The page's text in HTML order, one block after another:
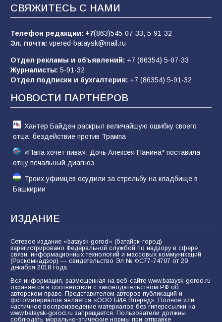
конкурса «Большая перемена»
62 04.08.2026
Командовал боем до последнего: герой
61 05.08.2026
СВЯЖИТЕСЬ С НАМИ
Телефон редакции: +7(863)545-07-33, 5-91-32
Эл. почта: vpered-bataysk@mail.ru
Отдел рекламы и объявлений: +7 (86354) 5-07-33
Журналисты: 5-91-32
Отдел подписки и бухгалтерия: +7 (86354) 5-91-32
НОВОСТИ ПАРТНЁРОВ
Хантер Байден раскрыл величайшую ошибку своего
отца: бездействие против Трампа
«Папа хочет пива». Дочь Алексея Панина* поставила
отцу печальный диагноз
Троих уфимцев осудили за стрельбу на кладбище в
Башкирии
ИЗДАНИЕ
Сетевое издание «bataysk-gorod» (батайск-город)
зарегистрировано Федеральной службой по надзору в сфере
связи, информационных технологий и массовых коммуникаций
(Роскомнадзор) — свидетельство Эл № ФС77-74707 от 29
декабря 2018 года.
Вся информация, размещенная на веб-сайте www.bataysk-gorod.ru
охраняется в соответствии с законодательством РФ об
авторском праве. Представителем авторов публикаций и
фотоматериалов является «ООО БИА Вперёд». Полное или
частичное воспроизведение материалов без гиперссылки на
www.bataysk-gorod.ru запрещается. Пользователи должны
соблюдать морально-этические нормы при отправке